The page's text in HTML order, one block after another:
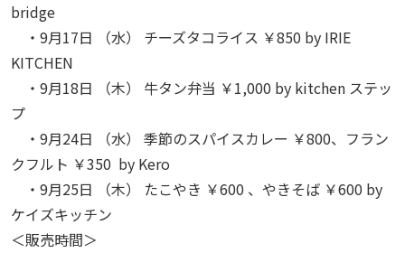
bridge
・9月17日 （水） チーズタコライス ￥850 by IRIE
KITCHEN
・9月18日 （木） 牛タン弁当 ￥1,000 by kitchen ステッ
プ
・9月24日 （水） 季節のスパイスカレー ￥800、 フラン
クフルト ￥350 by Kero
・9月25日 （木） たこやき ￥600 、やきそば ￥600 by
ケイズキッチン
＜販売時間＞